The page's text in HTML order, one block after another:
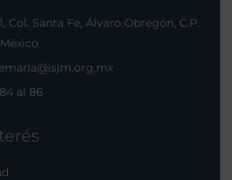
Col. Santa Fe, Álvaro Obregón, C.P.
al 86